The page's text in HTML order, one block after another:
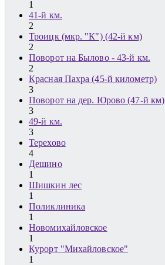
1
41-й км.
2
Троицк (мкр. "К") (42-й км)
2
Поворот на Былово - 43-й км.
2
Красная Пахра (45-й километр)
3
Поворот на дер. Юрово (47-й км)
3
49-й км.
3
Терехово
4
Дешино
1
Шишкин лес
1
Поликлиника
1
Новомихайловское
1
Курорт "Михайловское"
1